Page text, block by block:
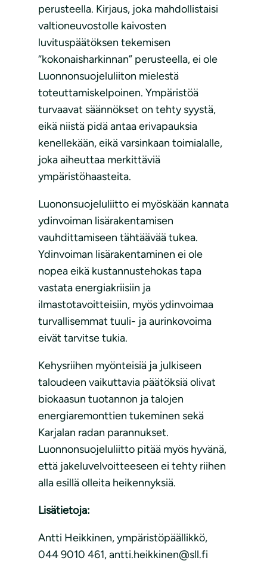
perusteella. Kirjaus, joka mahdollistaisi
valtioneuvostolle kaivosten
luvituspäätöksen tekemisen
“kokonaisharkinnan” perusteella, ei ole
Luonnonsuojeluliiton mielestä
toteuttamiskelpoinen. Ympäristöä
turvaavat säännökset on tehty syystä,
eikä niistä pidä antaa erivapauksia
kenellekään, eikä varsinkaan toimialalle,
joka aiheuttaa merkittäviä
ympäristöhaasteita.
Luononsuojeluliitto ei myöskään kannata
ydinvoiman lisärakentamisen
vauhdittamiseen tähtäävää tukea.
Ydinvoiman lisärakentaminen ei ole
nopea eikä kustannustehokas tapa
vastata energiakriisiin ja
ilmastotavoitteisiin, myös ydinvoimaa
turvallisemmat tuuli- ja aurinkovoima
eivät tarvitse tukia.
Kehysriihen myönteisiä ja julkiseen
taloudeen vaikuttavia päätöksiä olivat
biokaasun tuotannon ja talojen
energiaremonttien tukeminen sekä
Karjalan radan parannukset.
Luonnonsuojeluliitto pitää myös hyvänä,
että jakeluvelvoitteeseen ei tehty riihen
alla esillä olleita heikennyksiä.
Lisätietoja:
Antti Heikkinen, ympäristöpäällikkö,
044 9010 461, antti.heikkinen@sll.fi